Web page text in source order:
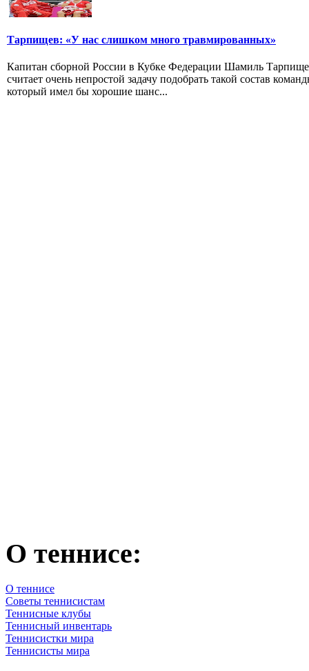
Тарпищев: «У нас слишком много травмированных»
Капитан сборной России в Кубке Федерации Шамиль
считает очень непростой задачу подобрать такой состав
который имел бы хорошие шанс...
О теннисе:
О теннисе
Советы теннисистам
Теннисные клубы
Теннисный инвентарь
Теннисистки мира
Теннисисты мира